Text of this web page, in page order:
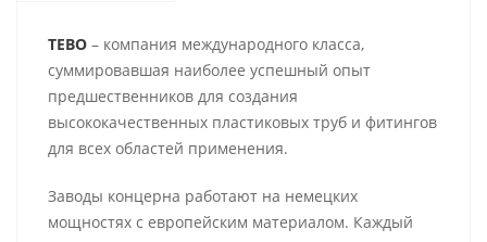
TEBO – компания международного класса,
суммировавшая наиболее успешный опыт
предшественников для создания
высококачественных пластиковых труб и фитингов
для всех областей применения.
Заводы концерна работают на немецких
мощностях с европейским материалом. Каждый